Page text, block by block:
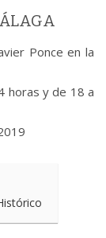
Ponce en la
horas y de 18 a